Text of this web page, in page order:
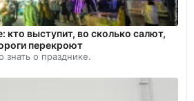
кто выступит, во сколько салют,
перекроют
знать о празднике.